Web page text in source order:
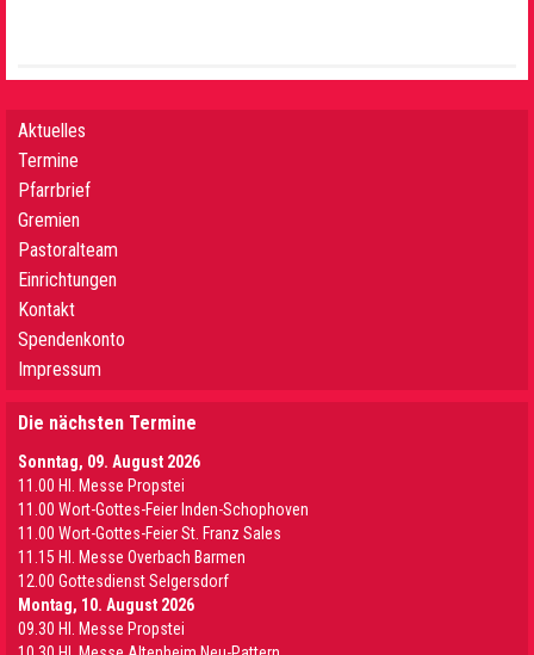
Aktuelles
Termine
Pfarrbrief
Gremien
Pastoralteam
Einrichtungen
Kontakt
Spendenkonto
Impressum
Die nächsten Termine
Sonntag, 09. August 2026
11.00 Hl. Messe Propstei
11.00 Wort-Gottes-Feier Inden-Schophoven
11.00 Wort-Gottes-Feier St. Franz Sales
11.15 Hl. Messe Overbach Barmen
12.00 Gottesdienst Selgersdorf
Montag, 10. August 2026
09.30 Hl. Messe Propstei